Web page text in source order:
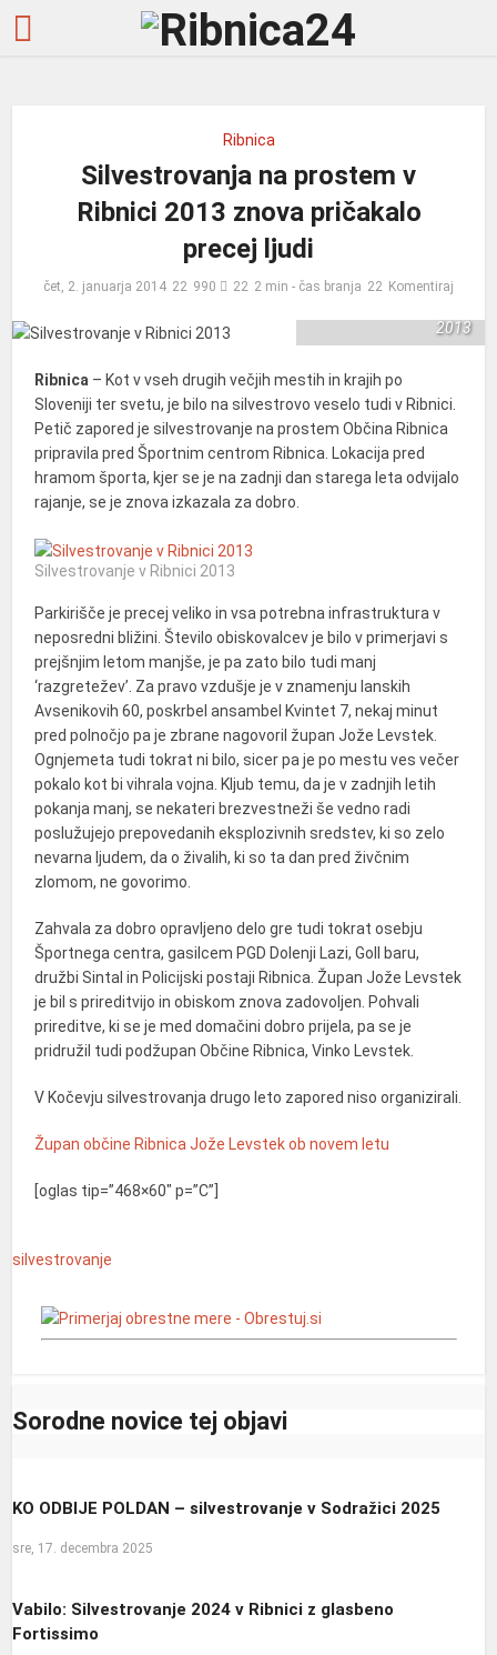
Ribnica
Silvestrovanja na prostem v
Ribnici 2013 znova pričakalo
precej ljudi
čet, 2. januarja 2014 990 2 min - čas branja Komentiraj
2013
Ribnica – Kot v vseh drugih večjih mestih in krajih po
Sloveniji ter svetu, je bilo na silvestrovo veselo tudi v Ribnici.
Petič zapored je silvestrovanje na prostem Občina Ribnica
pripravila pred Športnim centrom Ribnica. Lokacija pred
hramom športa, kjer se je na zadnji dan starega leta odvijalo
rajanje, se je znova izkazala za dobro.
Silvestrovanje v Ribnici 2013
Parkirišče je precej veliko in vsa potrebna infrastruktura v
neposredni bližini. Število obiskovalcev je bilo v primerjavi s
prejšnjim letom manjše, je pa zato bilo tudi manj
‘razgretežev’. Za pravo vzdušje je v znamenju lanskih
Avsenikovih 60, poskrbel ansambel Kvintet 7, nekaj minut
pred polnočjo pa je zbrane nagovoril župan Jože Levstek.
Ognjemeta tudi tokrat ni bilo, sicer pa je po mestu ves večer
pokalo kot bi vihrala vojna. Kljub temu, da je v zadnjih letih
pokanja manj, se nekateri brezvestneži še vedno radi
poslužujejo prepovedanih eksplozivnih sredstev, ki so zelo
nevarna ljudem, da o živalih, ki so ta dan pred živčnim
zlomom, ne govorimo.
Zahvala za dobro opravljeno delo gre tudi tokrat osebju
Športnega centra, gasilcem PGD Dolenji Lazi, Goll baru,
družbi Sintal in Policijski postaji Ribnica. Župan Jože Levstek
je bil s prireditvijo in obiskom znova zadovoljen. Pohvali
prireditve, ki se je med domačini dobro prijela, pa se je
pridružil tudi podžupan Občine Ribnica, Vinko Levstek.
V Kočevju silvestrovanja drugo leto zapored niso organizirali.
Župan občine Ribnica Jože Levstek ob novem letu
[oglas tip=”468×60″ p=”C”]
silvestrovanje
Sorodne novice tej objavi
KO ODBIJE POLDAN – silvestrovanje v Sodražici 2025
sre, 17. decembra 2025
Vabilo: Silvestrovanje 2024 v Ribnici z glasbeno
Fortissimo